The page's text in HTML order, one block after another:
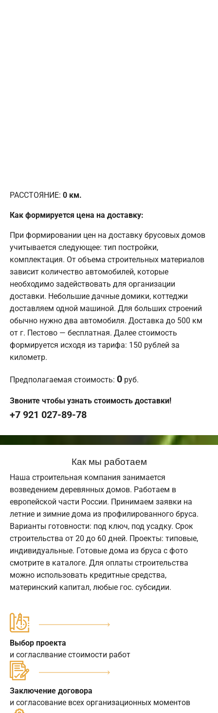
РАССТОЯНИЕ: 0 км.
Как формируется цена на доставку:
При формировании цен на доставку брусовых домов
учитывается следующее: тип постройки,
комплектация. От объема строительных материалов
зависит количество автомобилей, которые
необходимо задействовать для организации
доставки. Небольшие дачные домики, коттеджи
доставляем одной машиной. Для больших строений
обычно нужно два автомобиля. Доставка до 500 км
от г. Пестово — бесплатная. Далее стоимость
формируется исходя из тарифа: 150 рублей за
километр.
Предполагаемая стоимость: 0 руб.
Звоните чтобы узнать стоимость доставки!
+7 921 027-89-78
Как мы работаем
Наша строительная компания занимается
возведением деревянных домов. Работаем в
европейской части России. Принимаем заявки на
летние и зимние дома из профилированного бруса.
Варианты готовности: под ключ, под усадку. Срок
строительства от 20 до 60 дней. Проекты: типовые,
индивидуальные. Готовые дома из бруса с фото
смотрите в каталоге. Для оплаты строительства
можно использовать кредитные средства,
материнский капитал, любые гос. субсидии.
Выбор проекта
и согласлвание стоимости работ
Заключение договора
и согласование всех организационных моментов